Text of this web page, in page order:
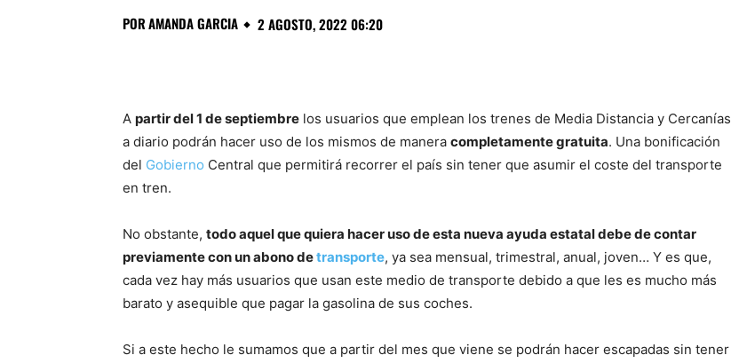
PORAMANDA GARCIA 2 AGOSTO, 2022 06:20
A partir del 1 de septiembre los usuarios que emplean los trenes de Media Distancia y Cercanías
a diario podrán hacer uso de los mismos de manera completamente gratuita. Una bonificación
del Gobierno Central que permitirá recorrer el país sin tener que asumir el coste del transporte
en tren.
No obstante, todo aquel que quiera hacer uso de esta nueva ayuda estatal debe de contar
previamente con un abono detransporte, ya sea mensual, trimestral, anual, joven… Y es que,
cada vez hay más usuarios que usan este medio de transporte debido a que les es mucho más
barato y asequible que pagar la gasolina de sus coches.
Si a este hecho le sumamos que a partir del mes que viene se podrán hacer escapadas sin tener